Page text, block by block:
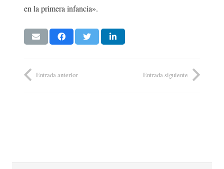
en la primera infancia».
Entrada anterior Entrada siguiente